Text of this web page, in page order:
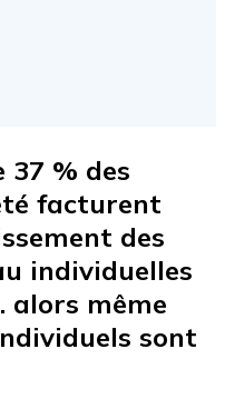
37 % des
facturent
des
individuelles
alors même
sont